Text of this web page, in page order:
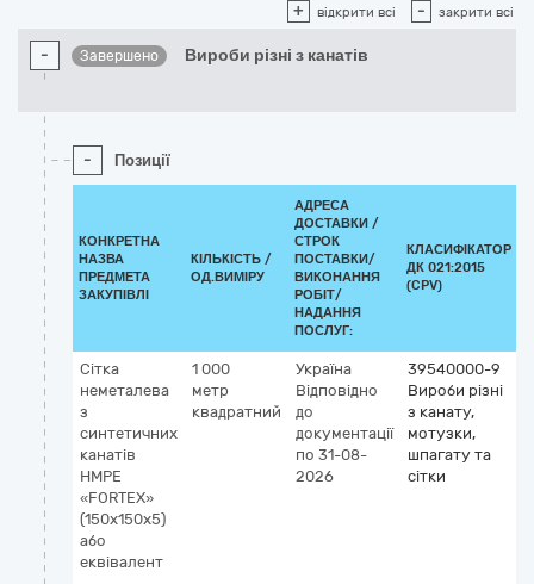
+ відкрити всі - закрити всі
- Завершено Вироби різні з канатів
- Позиції
КОНКРЕТНА
НАЗВА
ПРЕДМЕТА
ЗАКУПІВЛІ
КІЛЬКІСТЬ /
ОД.ВИМІРУ
АДРЕСА
ДОСТАВКИ /
СТРОК
ПОСТАВКИ/
ВИКОНАННЯ
РОБІТ/
НАДАННЯ
ПОСЛУГ:
КЛАСИФІКАТОР
ДК 021:2015
(CPV)
Сітка
неметалева
з
синтетичних
канатів
HMPE
«FORTEX»
(150х150х5)
або
еквівалент
1 000
метр
квадратний
Україна
Відповідно
до
документації
по 31-08-
2026
39540000-9
Вироби різні
з канату,
мотузки,
шпагату та
сітки